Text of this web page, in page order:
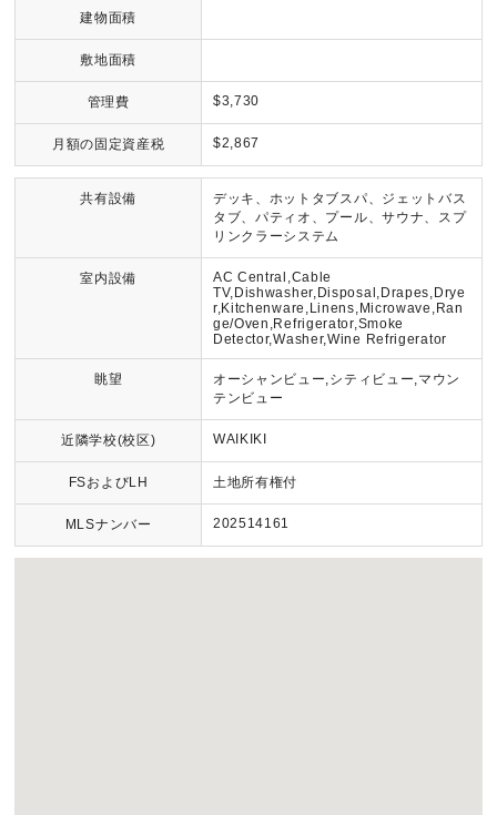
建物面積
敷地面積
管理費 $3,730
月額の固定資産税 $2,867
共有設備
デッキ、ホットタブスパ、ジェットバス
タブ、パティオ、プール、サウナ、スプ
リンクラーシステム
室内設備
AC Central,Cable
TV,Dishwasher,Disposal,Drapes,Drye
r,Kitchenware,Linens,Microwave,Ran
ge/Oven,Refrigerator,Smoke
Detector,Washer,Wine Refrigerator
眺望
オーシャンビュー,シティビュー,マウン
テンビュー
近隣学校(校区) WAIKIKI
FSおよびLH 土地所有権付
MLSナンバー 202514161